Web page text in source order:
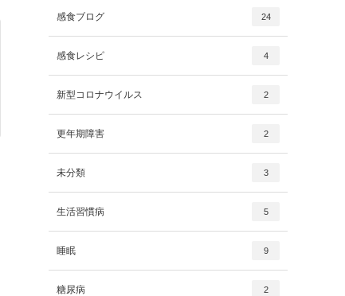
感食ブログ 24
感食レシピ 4
新型コロナウイルス 2
更年期障害 2
未分類 3
生活習慣病 5
睡眠 9
糖尿病 2